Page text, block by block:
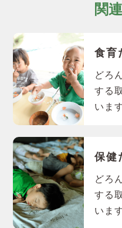
関
食育
どろ
する
います
保健
どろ
する
います